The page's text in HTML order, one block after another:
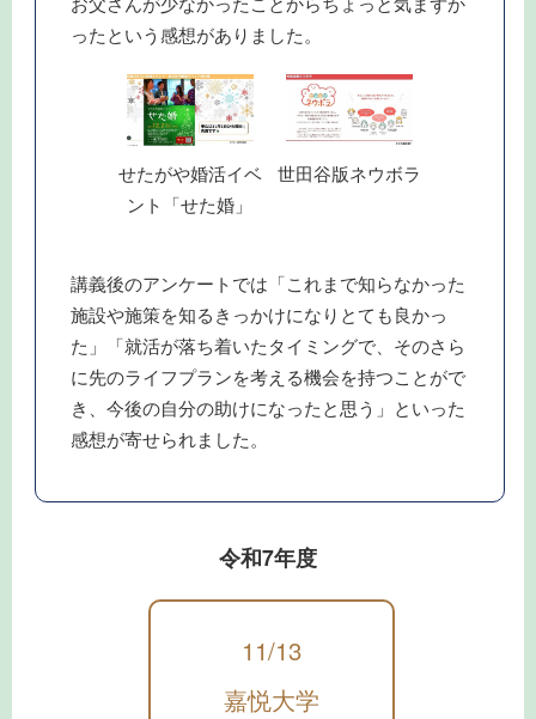
ったという感想がありました。
せたがや婚活イベ
ント「せた婚」
世田谷版ネウボラ
講義後のアンケートでは「これまで知らなかった
施設や施策を知るきっかけになりとても良かっ
た」「就活が落ち着いたタイミングで、そのさら
に先のライフプランを考える機会を持つことがで
き、今後の自分の助けになったと思う」といった
感想が寄せられました。
令和7年度
11/13
嘉悦大学